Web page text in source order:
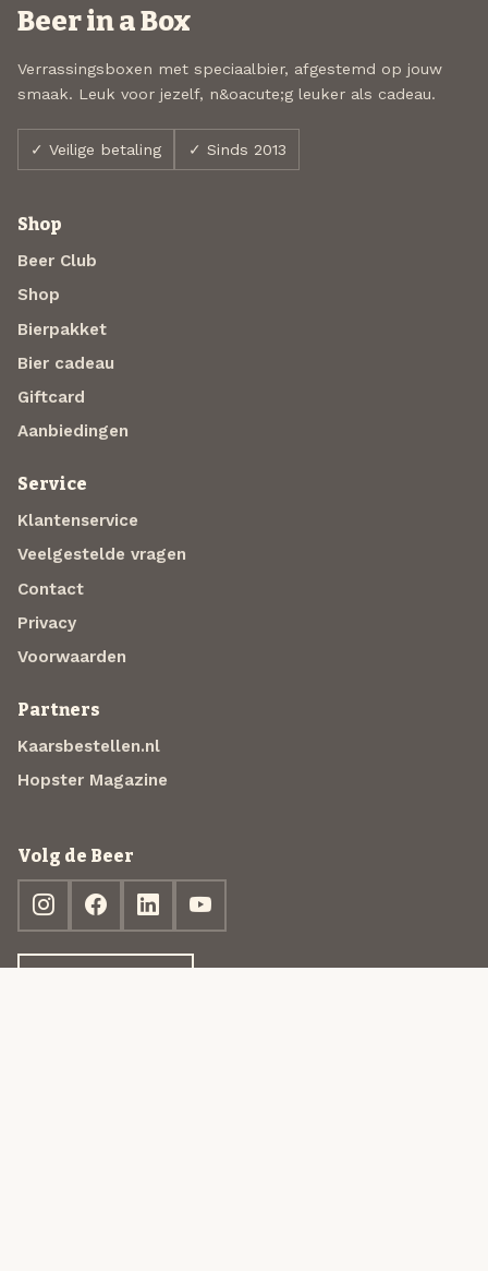
Beer in a Box
Verrassingsboxen met speciaalbier, afgestemd op jouw
smaak. Leuk voor jezelf, n&oacute;g leuker als cadeau.
✓ Veilige betaling ✓ Sinds 2013
Shop
Beer Club
Shop
Bierpakket
Bier cadeau
Giftcard
Aanbiedingen
Service
Klantenservice
Veelgestelde vragen
Contact
Privacy
Voorwaarden
Partners
Kaarsbestellen.nl
Hopster Magazine
Volg de Beer